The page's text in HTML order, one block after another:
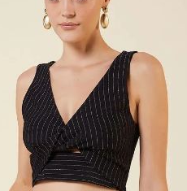
JAQUETA
CALÇA JEANS
SHORT
COLETE